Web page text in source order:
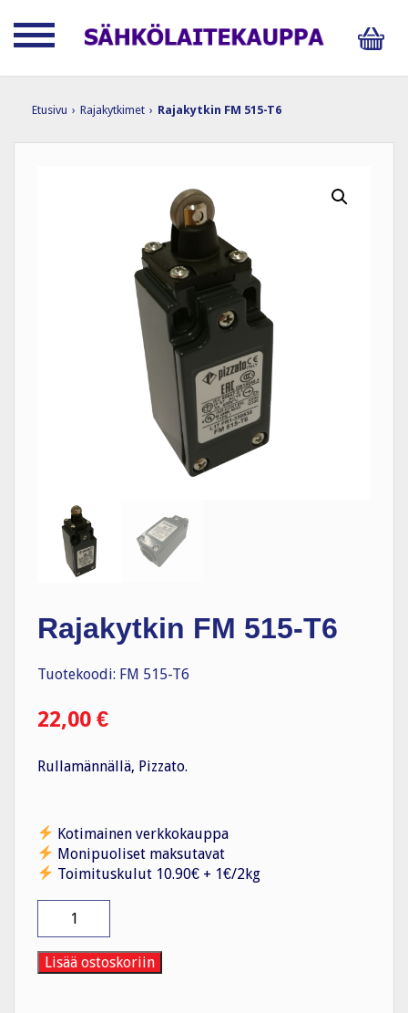
Etusivu › Rajakytkimet › Rajakytkin FM 515-T6
Rajakytkin FM 515-T6
Tuotekoodi: FM 515-T6
22,00 €
Rullamännällä, Pizzato.
Kotimainen verkkokauppa
Monipuoliset maksutavat
Toimituskulut 10.90€ + 1€/2kg
515-
T6
määrä
Lisää ostoskoriin